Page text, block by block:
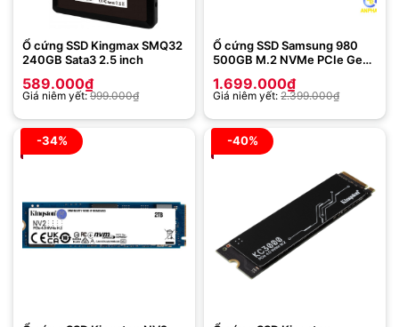
Ổ cứng SSD Kingmax SMQ32
240GB Sata3 2.5 inch
589.000₫
Giá niêm yết:999.000₫
Ổ cứng SSD Samsung 980
500GB M.2 NVMe PCIe Gen
1.699.000₫
Giá niêm yết: 2.399.000₫
-34% -40%